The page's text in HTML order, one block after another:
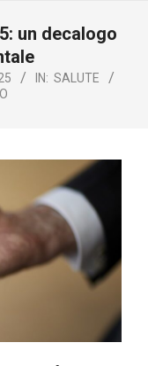
un decalogo
IN: SALUTE